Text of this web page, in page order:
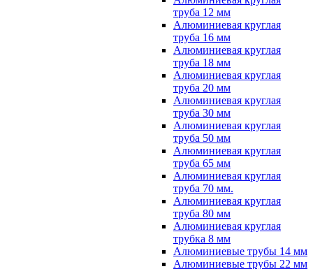
труба 12 мм
Алюминиевая круглая
труба 16 мм
Алюминиевая круглая
труба 18 мм
Алюминиевая круглая
труба 20 мм
Алюминиевая круглая
труба 30 мм
Алюминиевая круглая
труба 50 мм
Алюминиевая круглая
труба 65 мм
Алюминиевая круглая
труба 70 мм.
Алюминиевая круглая
труба 80 мм
Алюминиевая круглая
трубка 8 мм
Алюминиевые трубы 14 мм
Алюминиевые трубы 22 мм